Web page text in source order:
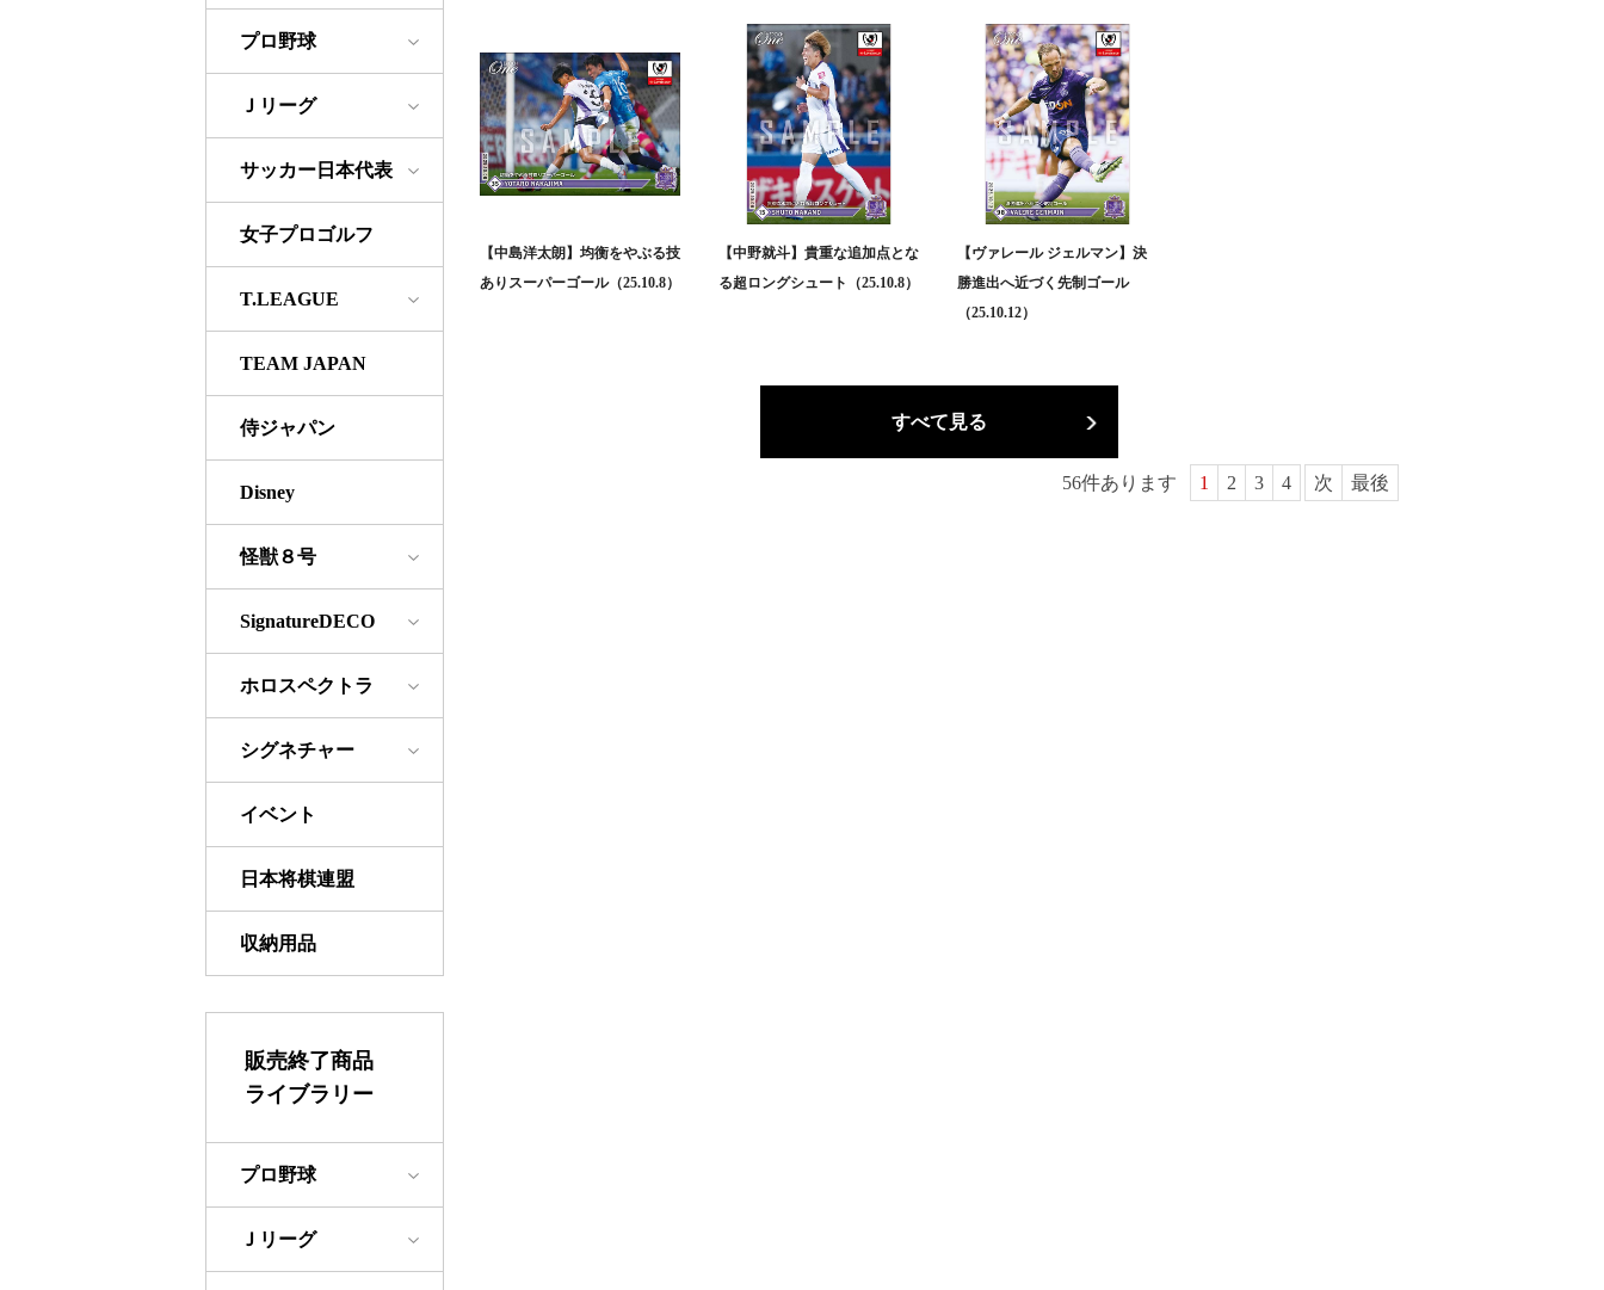
プロ野球
Ｊリーグ
サッカー日本代表
女子プロゴルフ
T.LEAGUE
TEAM JAPAN
侍ジャパン
Disney
怪獣８号
SignatureDECO
ホロスペクトラ
シグネチャー
イベント
日本将棋連盟
収納用品
販売終了商品
ライブラリー
プロ野球
Ｊリーグ
【中島洋太朗】均衡をやぶる技
ありスーパーゴール（25.10.8）
【中野就斗】貴重な追加点とな
る超ロングシュート（25.10.8）
【ヴァレール ジェルマン】決
勝進出へ近づく先制ゴール
（25.10.12）
すべて見る
56件あります 1 2 3 4 次 最後